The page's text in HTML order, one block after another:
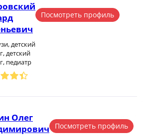
детский
детский
педиатр
Посмотреть профиль
Олег
Посмотреть профиль